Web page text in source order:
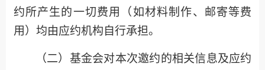
约所产生的一切费用（如材料制作、邮寄等费
用）均由应约机构自行承担。
（二）基金会对本次邀约的相关信息及应约